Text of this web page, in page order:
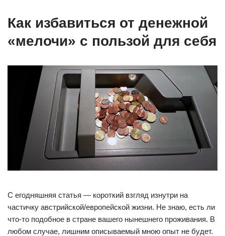
Как избавиться от денежной
«мелочи» с пользой для себя
С егодняшняя статья — короткий взгляд изнутри на
частичку австрийской/европейской жизни. Не знаю, есть ли
что-то подобное в стране вашего нынешнего проживания. В
любом случае, лишним описываемый мною опыт не будет.